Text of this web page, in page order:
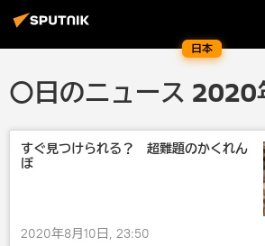
日本
〇日のニュース
すぐ見つけられる？ 超難題のかくれん
ぼ
2020年8月10日, 23:50